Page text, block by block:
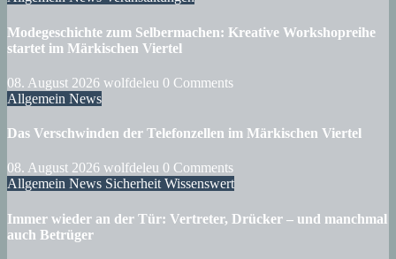
Modegeschichte zum Selbermachen: Kreative Workshopreihe
startet im Märkischen Viertel
08. August 2026 wolfdeleu 0 Comments
Allgemein News
Das Verschwinden der Telefonzellen im Märkischen Viertel
08. August 2026 wolfdeleu 0 Comments
Allgemein News Sicherheit Wissenswert
Immer wieder an der Tür: Vertreter, Drücker – und manchmal
auch Betrüger